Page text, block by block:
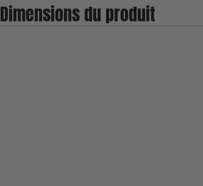
Dimensions du produit